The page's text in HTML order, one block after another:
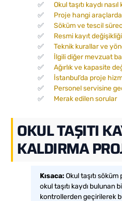
Okul taşıtı kaydı nasıl
Proje hangi
Söküm ve tescil
Resmi kayıt
Teknik kurallar ve
İlgili diğer mevzuat
Ağırlık ve kapasite
İstanbul’da proje
Personel servisine
Merak edilen sorular
OKUL TAŞITI
KALDIRMA
Kısaca:Okul taşıtı
okul taşıtı kaydı bulunan
kontrollerden geçirilerek